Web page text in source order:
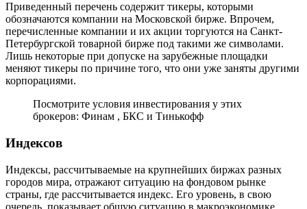
Приведенный перечень содержит тикеры, которыми
обозначаются компании на Московской бирже. Впрочем,
перечисленные компании и их акции торгуются на Санкт-
Петербургской товарной бирже под такими же символами.
Лишь некоторые при допуске на зарубежные площадки
меняют тикеры по причине того, что они уже заняты другими
корпорациями.
Посмотрите условия инвестирования у этих
брокеров: Финам , БКС и Тинькофф
Индексов
Индексы, рассчитываемые на крупнейших биржах разных
городов мира, отражают ситуацию на фондовом рынке
страны, где рассчитывается индекс. Его уровень, в свою
очередь, показывает общую ситуацию в макроэкономике